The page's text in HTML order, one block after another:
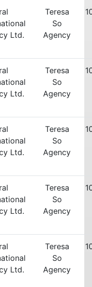
Ltd.
Teresa
So
Agency
Ltd.
Teresa
So
Agency
Ltd.
Teresa
So
Agency
Ltd.
Teresa
So
Agency
Ltd.
Teresa
So
Agency